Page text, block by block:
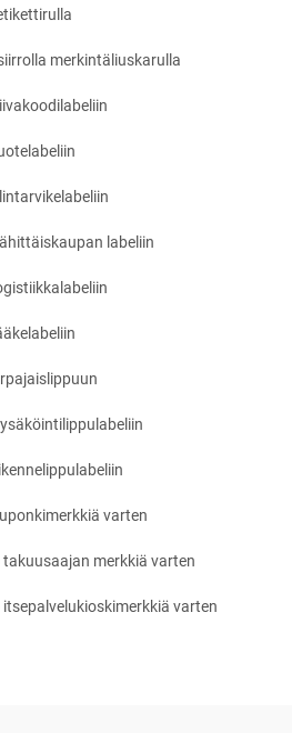
merkintäliuskarulla
labeliin
varten
merkkiä varten
varten